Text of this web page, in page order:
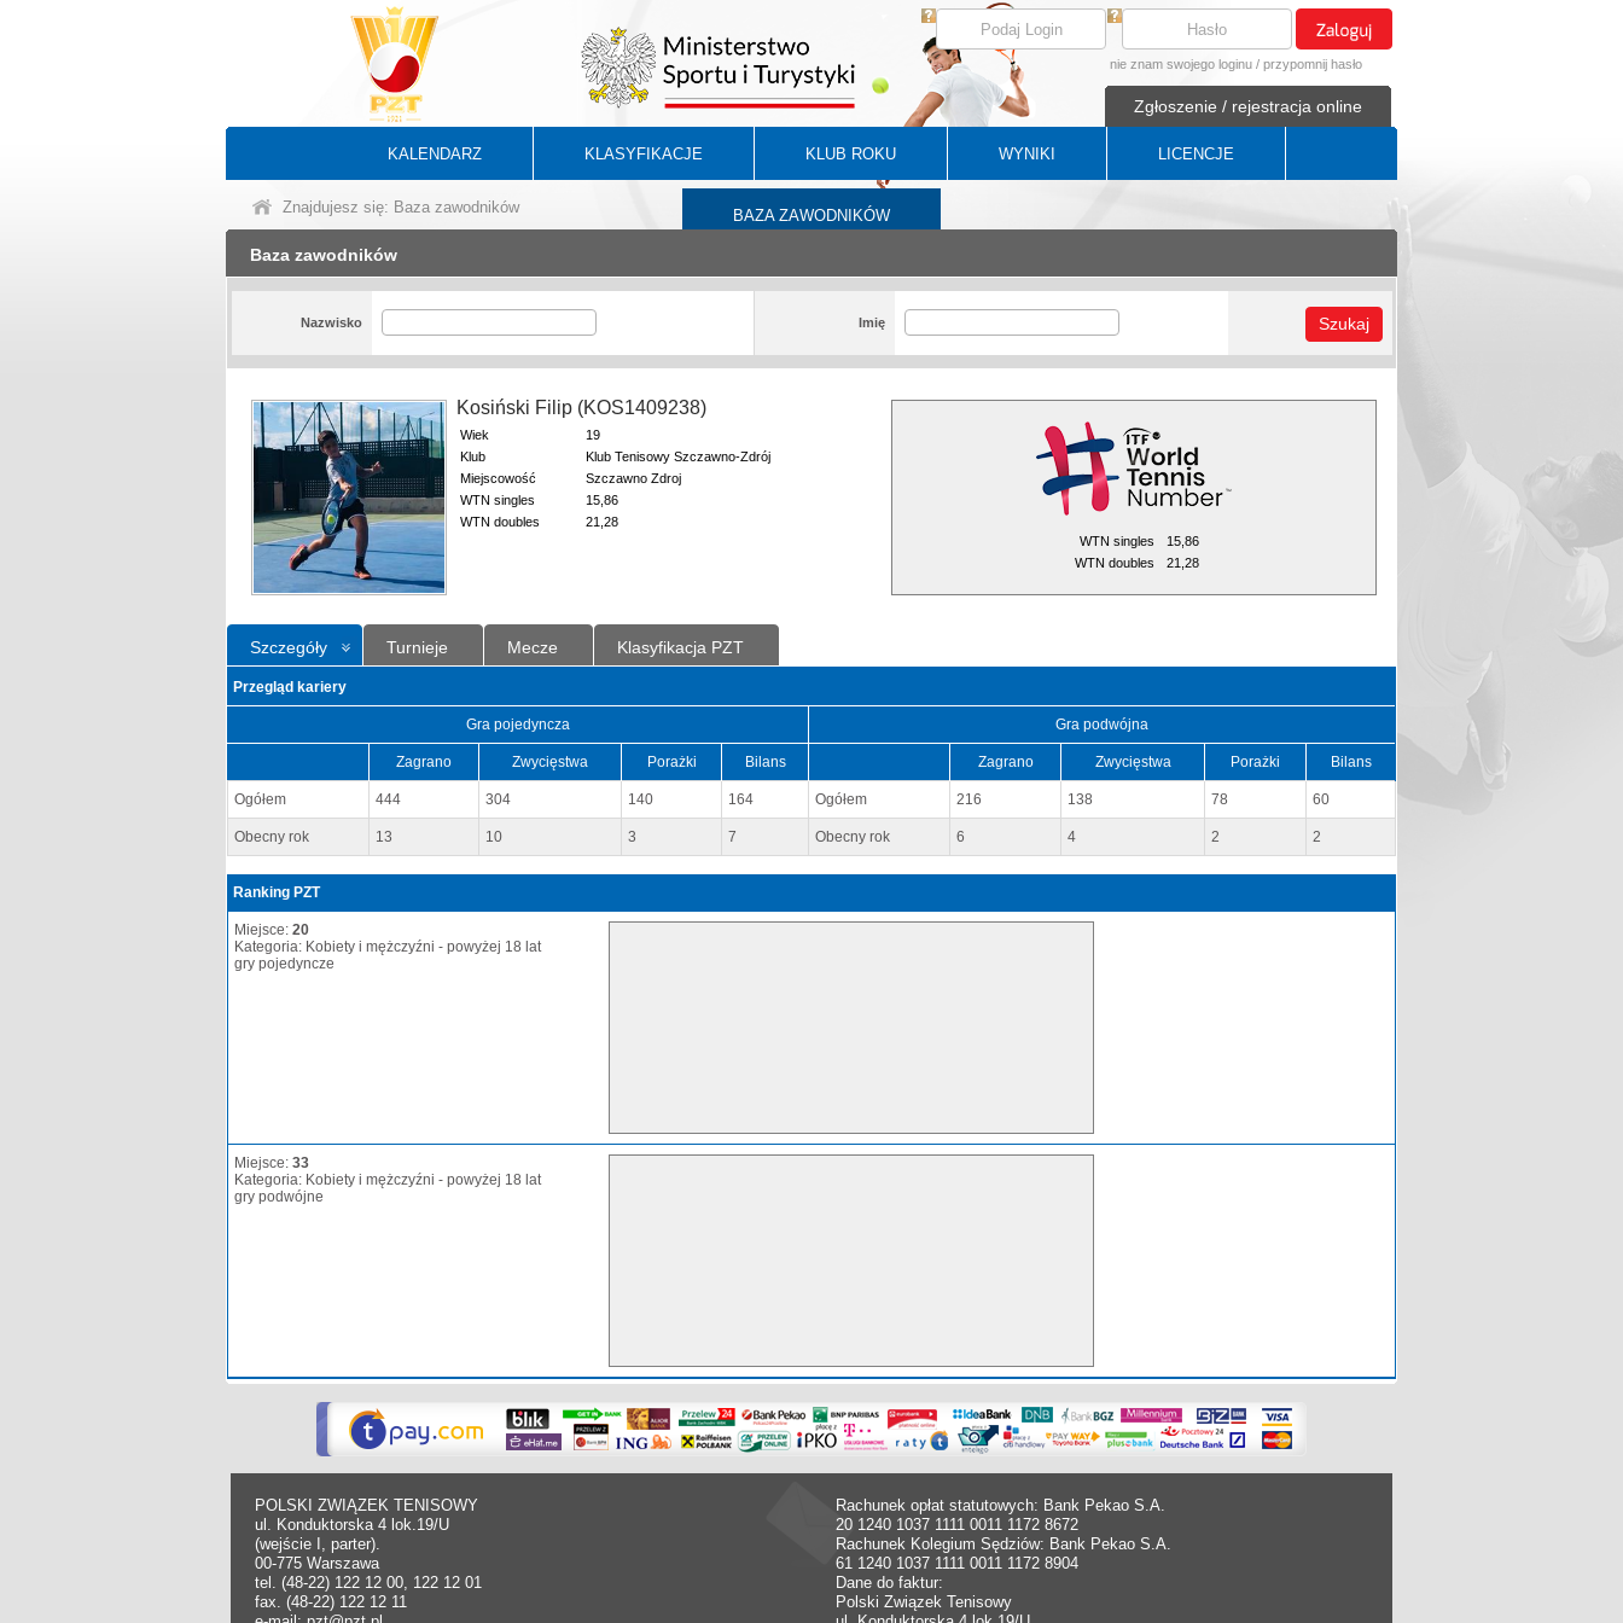
nie znam swojego loginu / przypomnij hasło
Zgłoszenie / rejestracja online
KALENDARZ KLASYFIKACJE KLUB ROKU WYNIKI LICENCJE
BAZA ZAWODNIKÓW
Znajdujesz się: Baza zawodników
Baza zawodników
Nazwisko Imię Szukaj
Kosiński Filip (KOS1409238)
Wiek
19
Klub
Klub Tenisowy Szczawno-Zdrój
Miejscowość
Szczawno Zdroj
WTN singles
15,86
WTN doubles
21,28
WTN singles
15,86
WTN doubles
21,28
Szczegóły Turnieje Mecze Klasyfikacja PZT
Przegląd kariery
Gra pojedyncza Gra podwójna
Zagrano Zwycięstwa Porażki Bilans Zagrano Zwycięstwa Porażki Bilans
Ogółem 444 304 140 164 Ogółem 216 138 78 60
Obecny rok 13 10 3 7 Obecny rok 6 4 2 2
Ranking PZT
Miejsce: 20
Kategoria: Kobiety i mężczyźni - powyżej 18 lat
gry pojedyncze
Miejsce: 33
Kategoria: Kobiety i mężczyźni - powyżej 18 lat
gry podwójne
POLSKI ZWIĄZEK TENISOWY
ul. Konduktorska 4 lok.19/U
(wejście I, parter).
00-775 Warszawa
tel. (48-22) 122 12 00, 122 12 01
fax. (48-22) 122 12 11
Rachunek opłat statutowych: Bank Pekao S.A.
20 1240 1037 1111 0011 1172 8672
Rachunek Kolegium Sędziów: Bank Pekao S.A.
61 1240 1037 1111 0011 1172 8904
Dane do faktur:
Polski Związek Tenisowy